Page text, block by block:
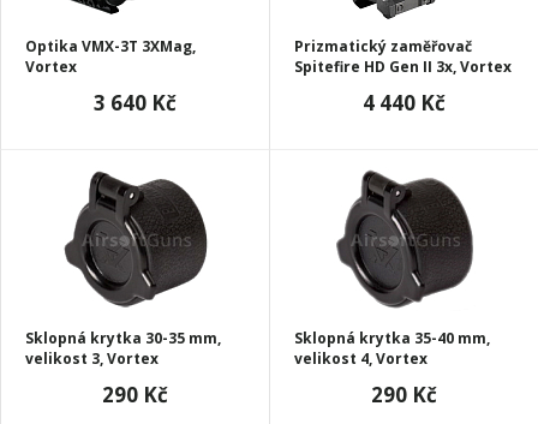
Optika VMX-3T 3XMag,
Vortex
3 640 Kč
Prizmatický zaměřovač
Spitefire HD Gen II 3x, Vortex
4 440 Kč
Sklopná krytka 30-35 mm,
velikost 3, Vortex
290 Kč
Sklopná krytka 35-40 mm,
velikost 4, Vortex
290 Kč